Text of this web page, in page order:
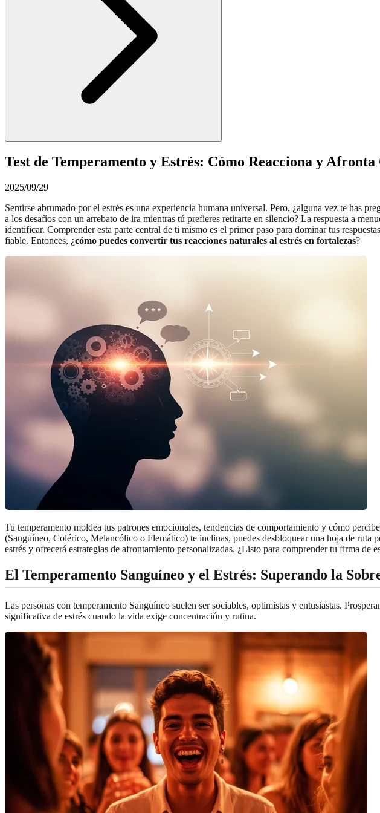
Test de Temperamento y Estrés: Cómo Reacciona y Afronta
2025/09/29
Sentirse abrumado por el estrés es una experiencia humana universal. Pero, ¿alguna vez te has
a los desafíos con un arrebato de ira mientras tú prefieres retirarte en silencio? La respuesta a
identificar. Comprender esta parte central de ti mismo es el primer paso para dominar tus
fiable. Entonces, ¿cómo puedes convertir tus reacciones naturales al estrés en fortalezas?
Tu temperamento moldea tus patrones emocionales, tendencias de comportamiento y cómo
(Sanguíneo, Colérico, Melancólico o Flemático) te inclinas, puedes desbloquear una hoja de ruta
estrés y ofrecerá estrategias de afrontamiento personalizadas. ¿Listo para comprender tu firma de
El Temperamento Sanguíneo y el Estrés: Superando la
Las personas con temperamento Sanguíneo suelen ser sociables, optimistas y entusiastas.
significativa de estrés cuando la vida exige concentración y rutina.